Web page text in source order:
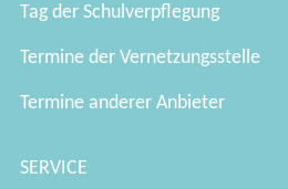
Tag der Schulverpflegung
Termine der Vernetzungsstelle
Termine anderer Anbieter
SERVICE